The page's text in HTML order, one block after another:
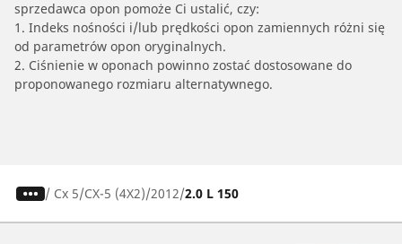
sprzedawca opon pomoże Ci ustalić, czy:
1. Indeks nośności i/lub prędkości opon zamiennych różni się
od parametrów opon oryginalnych.
2. Ciśnienie w oponach powinno zostać dostosowane do
proponowanego rozmiaru alternatywnego.
/ Cx 5 CX-5 (4X2) 2012 2.0 L 150